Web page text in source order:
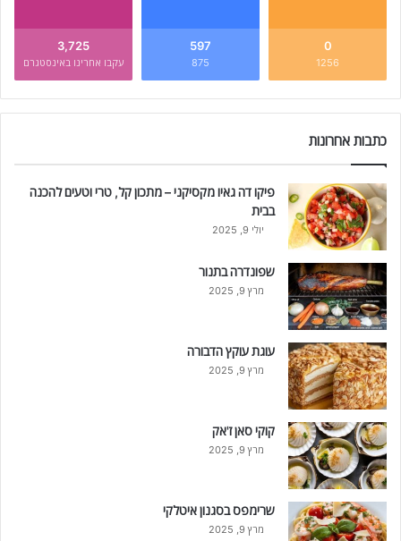
0
1256
597
875
3,725
עקבו אחרינו באינסטגרם
כתבות אחרונות
פיקו דה גאיו מקסיקני – מתכון קל, טרי וטעים להכנה
בבית
יולי 9, 2025
שפונדרה בתנור
מרץ 9, 2025
עוגת עוקץ הדבורה
מרץ 9, 2025
קוקי סאן ז'אק
מרץ 9, 2025
שרימפס בסגנון איטלקי
מרץ 9, 2025